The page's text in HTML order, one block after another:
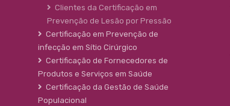
Clientes da Certificação em
Prevenção de Lesão por Pressão
Certificação em Prevenção de
infecção em Sítio Cirúrgico
Certificação de Fornecedores de
Produtos e Serviços em Saúde
Certificação da Gestão de Saúde
Populacional